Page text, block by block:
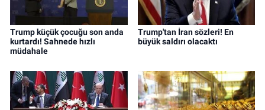
Trump küçük çocuğu son anda
kurtardı! Sahnede hızlı
müdahale
Trump'tan İran sözleri! En
büyük saldırı olacaktı